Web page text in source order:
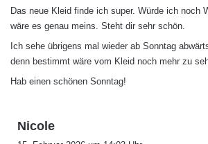
t
:
Das neue Kleid finde ich super. Würde ich noch
wäre es genau meins. Steht dir sehr schön.
Ich sehe übrigens mal wieder ab Sonntag
denn bestimmt wäre vom Kleid noch mehr zu
Hab einen schönen Sonntag!
Nicole